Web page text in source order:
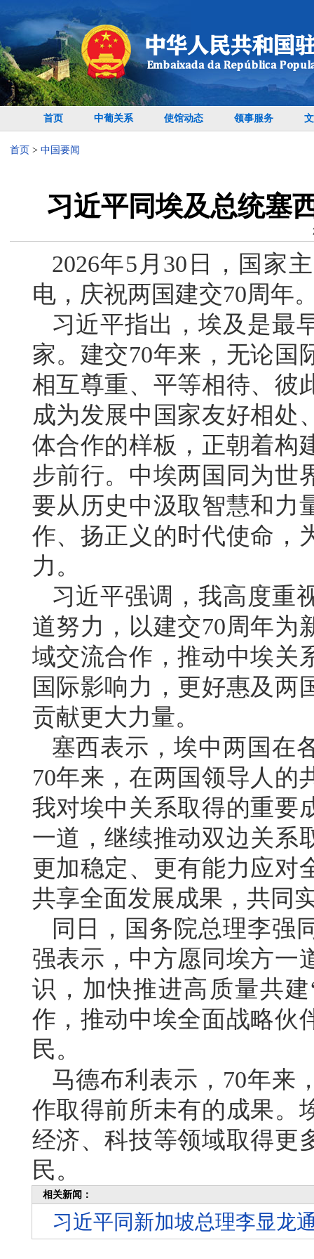
首页 中葡关系 使馆动态 领事服务
首页 > 中国要闻
习近平同埃及总统塞
2026年5月30日，国家
电，庆祝两国建交70周年
习近平指出，埃及是最
家。建交70年来，无论国
相互尊重、平等相待、彼
成为发展中国家友好相处
体合作的样板，正朝着构
步前行。中埃两国同为世
要从历史中汲取智慧和力
作、扬正义的时代使命，
力。
习近平强调，我高度重
道努力，以建交70周年为
域交流合作，推动中埃关
国际影响力，更好惠及两
贡献更大力量。
塞西表示，埃中两国在
70年来，在两国领导人的
我对埃中关系取得的重要
一道，继续推动双边关系
更加稳定、更有能力应对
共享全面发展成果，共同
同日，国务院总理李强
强表示，中方愿同埃方一
识，加快推进高质量共
作，推动中埃全面战略伙
民。
马德布利表示，70年来
作取得前所未有的成果。
经济、科技等领域取得更
民。
相关新闻：
习近平同新加坡总理李显龙